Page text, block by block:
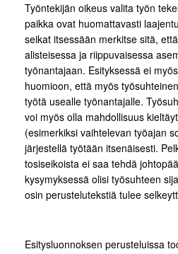
Työntekijän oikeus valita työn
paikka ovat huomattavasti
seikat itsessään merkitse sitä,
alisteisessa ja riippuvaisessa
työnantajaan. Esityksessä ei
huomioon, että myös
työtä usealle työnantajalle.
voi myös olla mahdollisuus
(esimerkiksi vaihtelevan työajan
järjestellä työtään itsenäisesti.
tosiseikoista ei saa tehdä
kysymyksessä olisi työsuhteen
osin perustelutekstiä tulee
Esitysluonnoksen perusteluissa